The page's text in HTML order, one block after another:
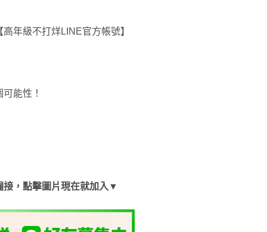
年級不打烊LINE官方帳號】
能性！
接，點擊圖片現在就加入▼